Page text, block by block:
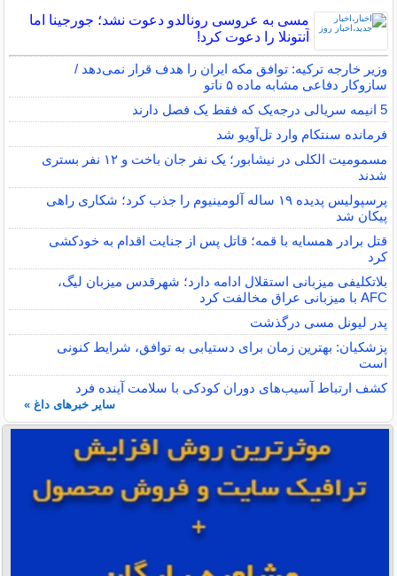
مسی به عروسی رونالدو دعوت نشد؛ جورجینا اما
آنتونلا را دعوت کرد!
وزیر خارجه ترکیه: توافق مکه ایران را هدف قرار نمی‌دهد /
سازوکار دفاعی مشابه ماده ۵ ناتو
5 انیمه سریالی درجه‌یک که فقط یک فصل دارند
فرمانده سنتکام وارد تل‌آویو شد
مسمومیت الکلی در نیشابور؛ یک نفر جان باخت و ۱۲ نفر بستری
شدند
پرسپولیس پدیده ۱۹ ساله آلومینیوم را جذب کرد؛ شکاری راهی
پیکان شد
قتل برادر همسایه با قمه؛ قاتل پس از جنایت اقدام به خودکشی
کرد
بلاتکلیفی میزبانی استقلال ادامه دارد؛ شهرقدس میزبان لیگ،
AFC با میزبانی عراق مخالفت کرد
پدر لیونل مسی درگذشت
پزشکیان: بهترین زمان برای دستیابی به توافق، شرایط کنونی
است
کشف ارتباط آسیب‌های دوران کودکی با سلامت آینده فرد
سایر خبرهای داغ »